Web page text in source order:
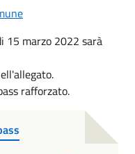
15 marzo 2022 sarà
rafforzato.